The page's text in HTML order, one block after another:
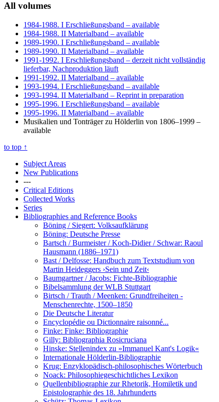
All volumes
1984-1988. I Erschließungsband – available
1984-1988. II Materialband – available
1989-1990. I Erschließungsband – available
1989-1990. II Materialband – available
1991-1992. I Erschließungsband – derzeit nicht vollständig
lieferbar, Nachproduktion läuft
1991-1992. II Materialband – available
1993-1994. I Erschließungsband – available
1993-1994. II Materialband – Reprint in preparation
1995-1996. I Erschließungsband – available
1995-1996. II Materialband – available
Musikalien und Tonträger zu Hölderlin von 1806–1999 –
available
to top ↑
Subject Areas
New Publications
---
Critical Editions
Collected Works
Series
Bibliographies and Reference Books
Böning / Siegert: Volksaufklärung
Böning: Deutsche Presse
Bartsch / Burmeister / Koch-Didier / Schwar: Raoul
Hausmann (1886–1971)
Bast / Delfosse: Handbuch zum Textstudium von
Martin Heideggers ›Sein und Zeit‹
Baumgartner / Jacobs: Fichte-Bibliographie
Bibelsammlung der WLB Stuttgart
Birtsch / Trauth / Meenken: Grundfreiheiten -
Menschenrechte, 1500–1850
Die Deutsche Literatur
Encyclopédie ou Dictionnaire raisonné...
Finke: Finke: Bibliographie
Gilly: Bibliographia Rosicruciana
Hinske: Stellenindex zu »Immanuel Kant's Logik«
Internationale Hölderlin-Bibliographie
Krug: Enzyklopädisch-philosophisches Wörterbuch
Noack: Philosophiegeschichtliches Lexikon
Quellenbibliographie zur Rhetorik, Homiletik und
Epistolographie des 18. Jahrhunderts